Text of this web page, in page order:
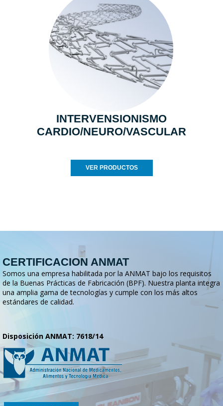
INTERVENSIONISMO
CARDIO/NEURO/VASCULAR
VER PRODUCTOS
CERTIFICACION ANMAT
Somos una empresa habilitada por la ANMAT bajo los requisitos
de la Buenas Prácticas de Fabricación (BPF). Nuestra planta integra
una amplia gama de tecnologías y cumple con los más altos
estándares de calidad.
Disposición ANMAT: 7618/14